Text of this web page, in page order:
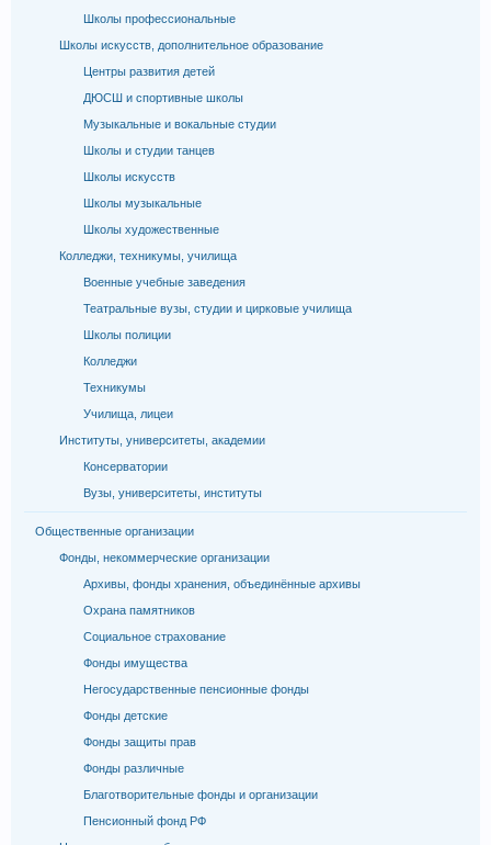
Школы профессиональные
Школы искусств, дополнительное образование
Центры развития детей
ДЮСШ и спортивные школы
Музыкальные и вокальные студии
Школы и студии танцев
Школы искусств
Школы музыкальные
Школы художественные
Колледжи, техникумы, училища
Военные учебные заведения
Театральные вузы, студии и цирковые училища
Школы полиции
Колледжи
Техникумы
Училища, лицеи
Институты, университеты, академии
Консерватории
Вузы, университеты, институты
Общественные организации
Фонды, некоммерческие организации
Архивы, фонды хранения, объединённые архивы
Охрана памятников
Социальное страхование
Фонды имущества
Негосударственные пенсионные фонды
Фонды детские
Фонды защиты прав
Фонды различные
Благотворительные фонды и организации
Пенсионный фонд РФ